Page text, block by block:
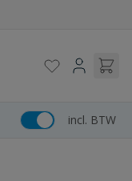
incl. BTW